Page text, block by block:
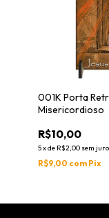
001K Porta
Misericordioso
R$10,00
5xde R$2,00 sem
R$9,00 com Pix